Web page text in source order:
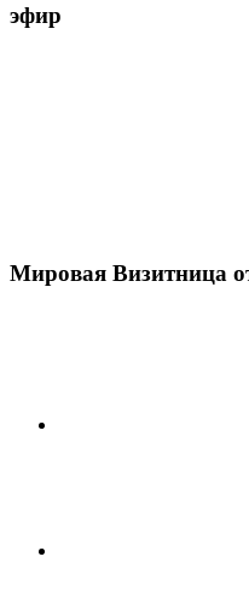
эфир
Мировая Визитница